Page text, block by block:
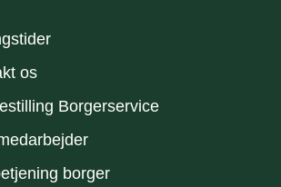
os
Borgerservice
borger